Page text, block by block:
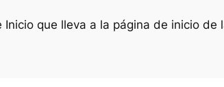
que lleva a la página de inicio